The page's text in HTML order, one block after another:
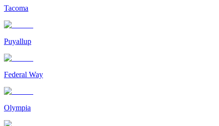
Tacoma
Puyallup
Federal Way
Olympia